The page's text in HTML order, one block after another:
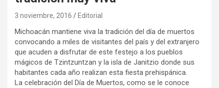
3 noviembre, 2016 Editorial
Michoacán mantiene viva la tradición del día de muertos
convocando a miles de visitantes del país y del extranjero
que acuden a disfrutar de este festejo a los pueblos
mágicos de Tzintzuntzan y la isla de Janitzio donde sus
habitantes cada año realizan esta fiesta prehispánica.
La celebración del Día de Muertos, como se le conoce